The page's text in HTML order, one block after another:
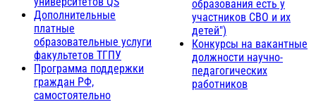
Дополнительные
платные
образовательные услуги
факультетов ТГПУ
Программа поддержки
граждан РФ,
самостоятельно
образования есть у
участников СВО и их
детей")
Конкурсы на вакантные
должности научно-
педагогических
работников